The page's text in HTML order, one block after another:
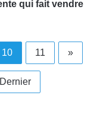
qui fait vendre
10 11 »
Dernier